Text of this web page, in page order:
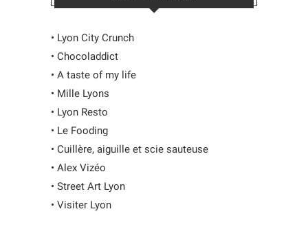
• Lyon City Crunch
• Chocoladdict
• A taste of my life
• Mille Lyons
• Lyon Resto
• Le Fooding
• Cuillère, aiguille et scie sauteuse
• Alex Vizéo
• Street Art Lyon
• Visiter Lyon